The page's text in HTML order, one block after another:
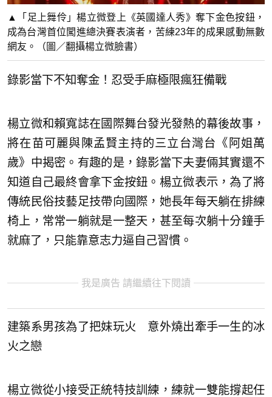
▲「足上舞伶」楊立微登上《英國達人秀》奪下金色按鈕，
成為台灣首位闖進總決賽表演者，苦練23年的成果感動無數
網友。（圖／翻攝楊立微臉書）
錄影當下不知奪金！忍受手麻極限瘋狂備戰
楊立微和賴寬誌在國際舞台發光發熱的幕後故事，
將在苗可麗與陳孟賢主持的三立台灣台《阿姐萬
歲》中揭密。有趣的是，錄影當下夫妻倆其實還不
知道自己最終會拿下金按鈕。楊立微表示，為了將
傳統民俗技藝足技帶向國際，她長年每天躺在排練
椅上，常常一躺就是一整天，甚至每次躺十分鐘手
就麻了，只能靠意志力逼自己習慣。
我是廣告 請繼續往下閱讀
建築系男孩為了把妹玩火 意外燒出牽手一生的冰
火之戀
楊立微從小接受正統特技訓練，練就一雙能撐起任